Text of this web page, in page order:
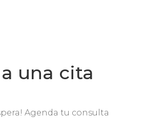
una cita
Agenda tu consulta